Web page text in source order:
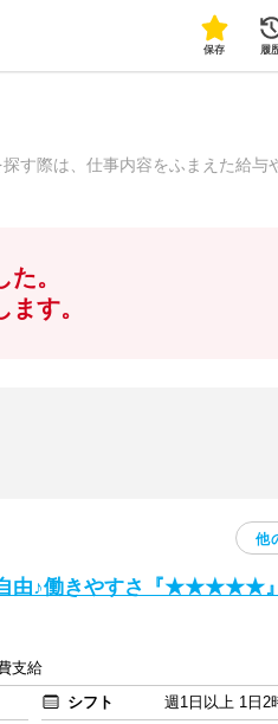
保存 履
す際は、仕事内容をふまえた給与
。
す。
他
自由♪働きやすさ『★★★★★
支給
シフト
週1日以上 1日2